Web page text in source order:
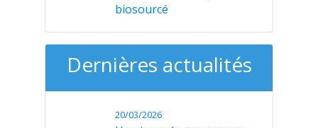
biosourcé
Dernières actualités
20/03/2026